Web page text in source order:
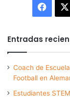
Entradas
Coach de
Football en
Estudiantes